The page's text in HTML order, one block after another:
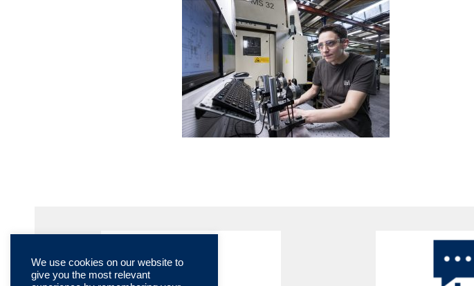
We use cookies on our website to
give you the most relevant